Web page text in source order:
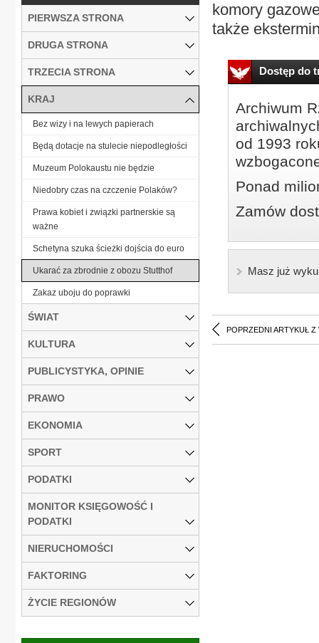
komory
także
Dostęp do
Archiwum
od 1993
Ponad
Zamów
Masz już
POPRZEDNI ARTYKUŁ Z
PIERWSZA STRONA
DRUGA STRONA
TRZECIA STRONA
KRAJ
Bez wizy i na lewych papierach
Będą dotacje na stulecie niepodległości
Muzeum Polokaustu nie będzie
Niedobry czas na czczenie Polaków?
Prawa kobiet i związki partnerskie są
ważne
Schetyna szuka ścieżki dojścia do euro
Ukarać za zbrodnie z obozu Stutthof
Zakaz uboju do poprawki
ŚWIAT
KULTURA
PUBLICYSTYKA, OPINIE
PRAWO
EKONOMIA
SPORT
PODATKI
MONITOR KSIĘGOWOŚĆ I
PODATKI
NIERUCHOMOŚCI
FAKTORING
ŻYCIE REGIONÓW